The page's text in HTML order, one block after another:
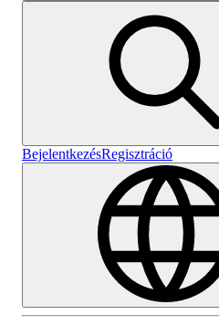
BejelentkezésRegisztráció